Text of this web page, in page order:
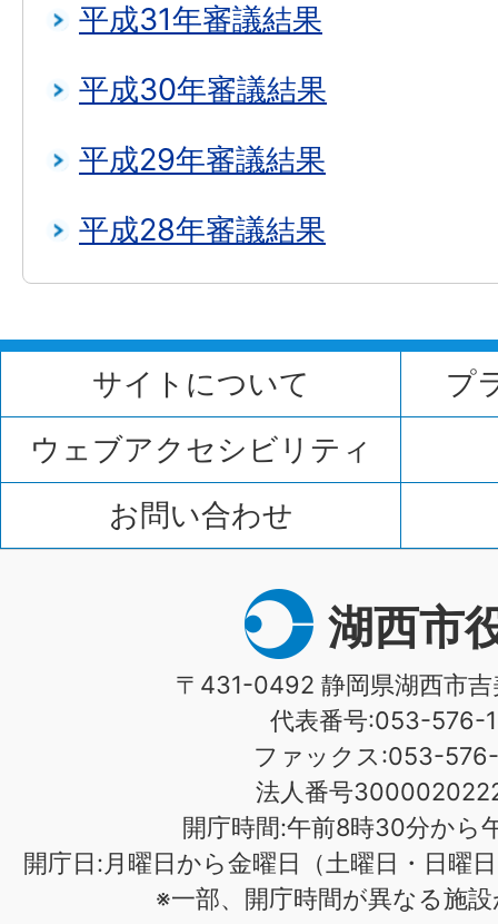
平成31年審議結果
平成30年審議結果
平成29年審議結果
平成28年審議結果
サイトについて
プ
ウェブアクセシビリティ
お問い合わせ
湖西市
〒431-0492 静岡県湖西市
代表番号:053-576-
ファックス:053-576-
法人番号
開庁時間:午前8時30分から
開庁日:月曜日から金曜日（土曜日・日曜
※一部、開庁時間が異なる施